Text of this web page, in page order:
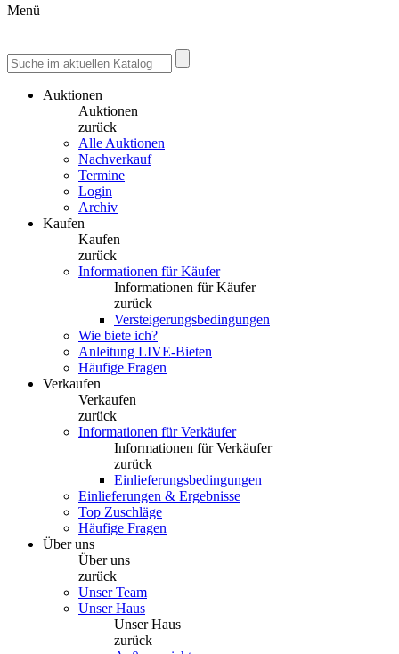
Menü
Auktionen
Auktionen
zurück
Alle Auktionen
Nachverkauf
Termine
Login
Archiv
Kaufen
Kaufen
zurück
Informationen für Käufer
Informationen für Käufer
zurück
Versteigerungsbedingungen
Wie biete ich?
Anleitung LIVE-Bieten
Häufige Fragen
Verkaufen
Verkaufen
zurück
Informationen für Verkäufer
Informationen für Verkäufer
zurück
Einlieferungsbedingungen
Einlieferungen & Ergebnisse
Top Zuschläge
Häufige Fragen
Über uns
Über uns
zurück
Unser Team
Unser Haus
Unser Haus
zurück